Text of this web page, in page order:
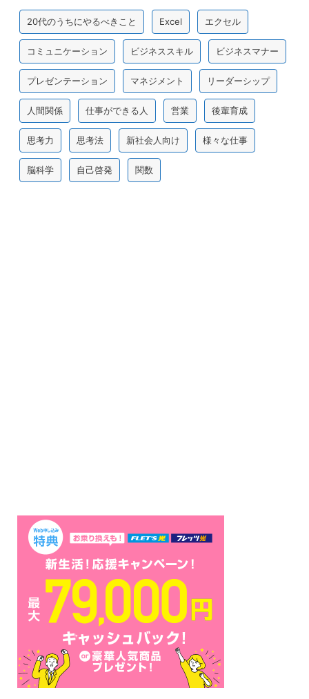
20代のうちにやるべきこと Excel エクセル
コミュニケーション ビジネススキル ビジネスマナー
プレゼンテーション マネジメント リーダーシップ
人間関係 仕事ができる人 営業 後輩育成
思考力 思考法 新社会人向け 様々な仕事
脳科学 自己啓発 関数